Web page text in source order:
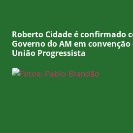
Roberto Cidade é confirmado
Governo do AM em convenção
União Progressista